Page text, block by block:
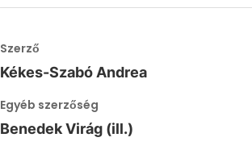
Szerző
Kékes-Szabó Andrea
Egyéb szerzőség
Benedek Virág (ill.)